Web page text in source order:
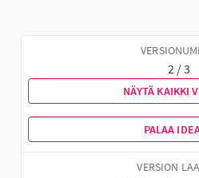
2 / 3
NÄYTÄ KAIKKI
PALAA
VERSION